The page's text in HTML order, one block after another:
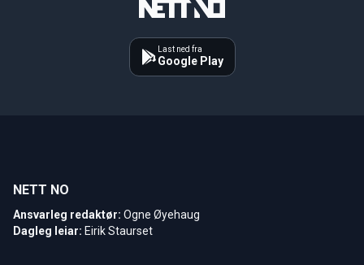
Last ned fra
Google Play
NETT NO
Ansvarleg redaktør: Ogne Øyehaug
Dagleg leiar: Eirik Staurset